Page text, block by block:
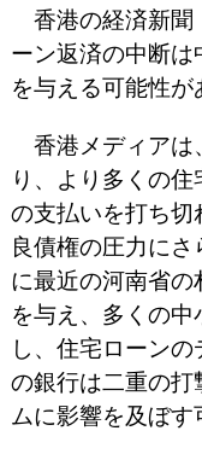
香港の経済新聞
ーン返済の中断
を与える可能性が
香港メディアは
り、より多くの
の支払いを打ち
良債権の圧力に
に最近の河南省
を与え、多くの
し、住宅ローン
の銀行は二重の
ムに影響を及ぼす